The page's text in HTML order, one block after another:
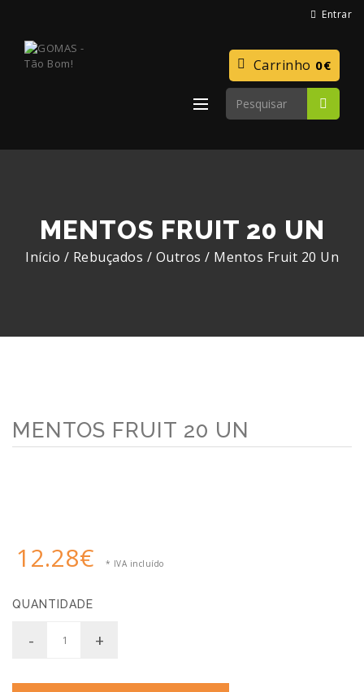
Entrar
Carrinho 0€
MENTOS FRUIT 20 UN
Início / Rebuçados / Outros / Mentos Fruit 20 Un
MENTOS FRUIT 20 UN
12.28€ * IVA incluído
QUANTIDADE
- +